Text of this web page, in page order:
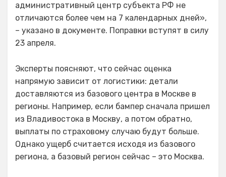
административный центр субъекта РФ не
отличаются более чем на 7 календарных дней»,
– указано в документе. Поправки вступят в силу
23 апреля.
Эксперты поясняют, что сейчас оценка
напрямую зависит от логистики: детали
доставляются из базового центра в Москве в
регионы. Например, если бампер сначала пришел
из Владивостока в Москву, а потом обратно,
выплаты по страховому случаю будут больше.
Однако ущерб считается исходя из базового
региона, а базовый регион сейчас – это Москва.